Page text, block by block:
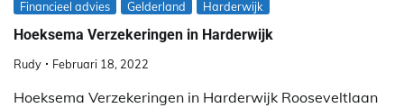
Financieel advies Gelderland Harderwijk
Hoeksema Verzekeringen in Harderwijk
Rudy Februari 18, 2022
Hoeksema Verzekeringen in Harderwijk Rooseveltlaan